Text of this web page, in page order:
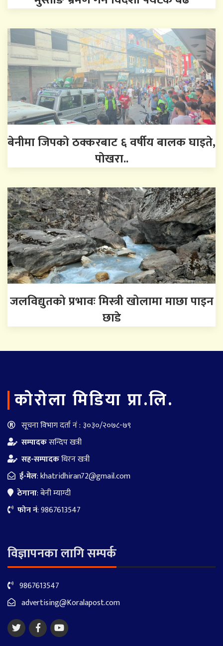
बेनीमा जिपको ठक्करबाट ६ वर्षीय बालक घाइते,
पोखरा..
जलविद्युतको प्रभावः मिस्त्री खोलामा माछा पाइन
छाडे
काेराेला मिडिया प्रा.लि.
सूचना विभाग दर्ता नं : ३०३०/२०७८-७९
सम्पादकसन्दिप खत्री
सह-सम्पादकधिरन खत्री
ई-मेल:khatridhiran72@gmail.com
ठेगाना: बेनी म्याग्दी
फोन नं: 9867613547
विज्ञापनका लागि सम्पर्क
9867613547
advertising@Koralapost.com